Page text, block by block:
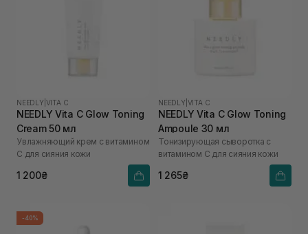
NEEDLY VITA C
NEEDLY Vita C Glow Toning
Cream 50 мл
Увлажняющий крем с витамином
С для сияния кожи
1 200₴
NEEDLY VITA C
NEEDLY Vita C Glow Toning
Ampoule 30 мл
Тонизирующая сыворотка с
витамином С для сияния кожи
1 265₴
-40%